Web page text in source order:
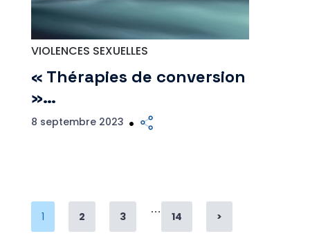
VIOLENCES SEXUELLES
« Thérapies de conversion
»…
8 septembre 2023
Page
1 Page
2 Page
3
…
Page
14 >